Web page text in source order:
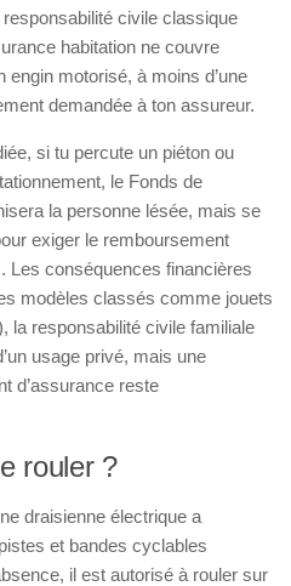
civile classique
habitation ne couvre
engin motorisé, à moins d’une
demandée à ton assureur.
si tu percute un piéton ou
le Fonds de
la personne lésée, mais se
exiger le remboursement
Les conséquences financières
modèles classés comme jouets
la responsabilité civile familiale
usage privé, mais une
d’assurance reste
rouler ?
draisienne électrique a
et bandes cyclables
il est autorisé à rouler sur